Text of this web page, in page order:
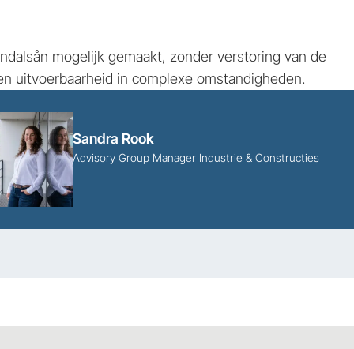
mogelijk gemaakt, zonder verstoring van de
uitvoerbaarheid in complexe omstandigheden.
Sandra Rook
Advisory Group Manager Industrie & Constructies